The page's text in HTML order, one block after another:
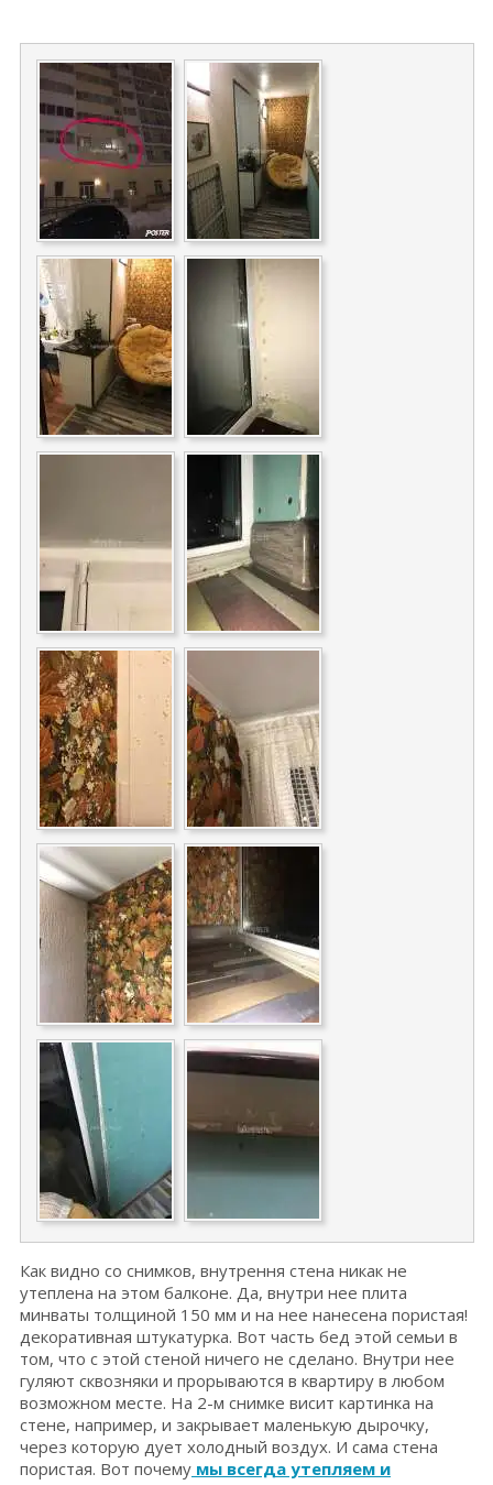
Как видно со снимков, внутрення стена никак не
утеплена на этом балконе. Да, внутри нее плита
минваты толщиной 150 мм и на нее нанесена пористая!
декоративная штукатурка. Вот часть бед этой семьи в
том, что с этой стеной ничего не сделано. Внутри нее
гуляют сквозняки и прорываются в квартиру в любом
возможном месте. На 2-м снимке висит картинка на
стене, например, и закрывает маленькую дырочку,
через которую дует холодный воздух. И сама стена
пористая. Вот почему мы всегда утепляем и